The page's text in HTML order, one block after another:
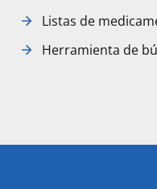
Listas de
Herramienta de